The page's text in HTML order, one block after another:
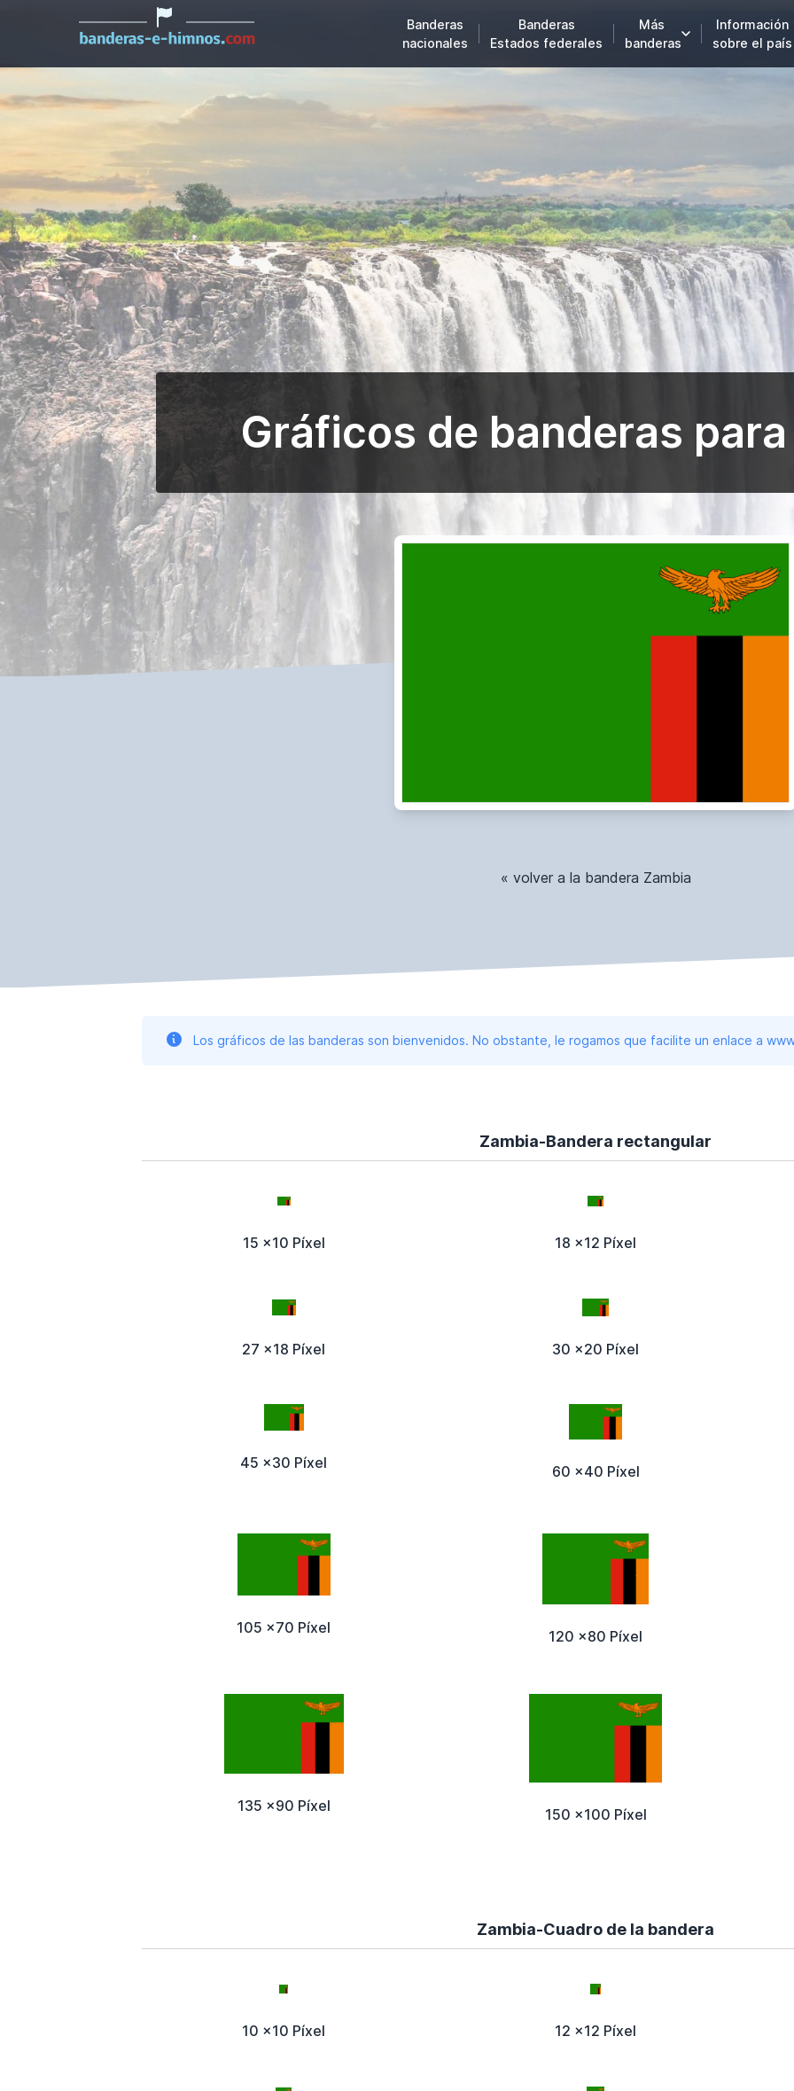
Banderas
nacionales
Banderas
Estados federales
Más
banderas
Información
sobre el país
Gráficos de banderas
« volver a la bandera Zambia
Los gráficos de las banderas son bienvenidos. No obstante, le rogamos que facilite un enlace a
Zambia-Bandera rectangular
15 x10 Píxel 18 x12 Píxel
27 x18 Píxel 30 x20 Píxel
45 x30 Píxel 60 x40 Píxel
105 x70 Píxel 120 x80 Píxel
135 x90 Píxel 150 x100 Píxel
Zambia-Cuadro de la bandera
10 x10 Píxel 12 x12 Píxel